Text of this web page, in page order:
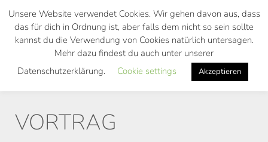
Skip
main
VORTRAG
Unsere Website verwendet Cookies. Wir gehen davon aus, dass
das für dich in Ordnung ist, aber falls dem nicht so sein sollte
kannst du die Verwendung von Cookies natürlich untersagen.
Mehr dazu findest du auch unter unserer
Datenschutzerklärung.
Cookie settings Akzeptieren